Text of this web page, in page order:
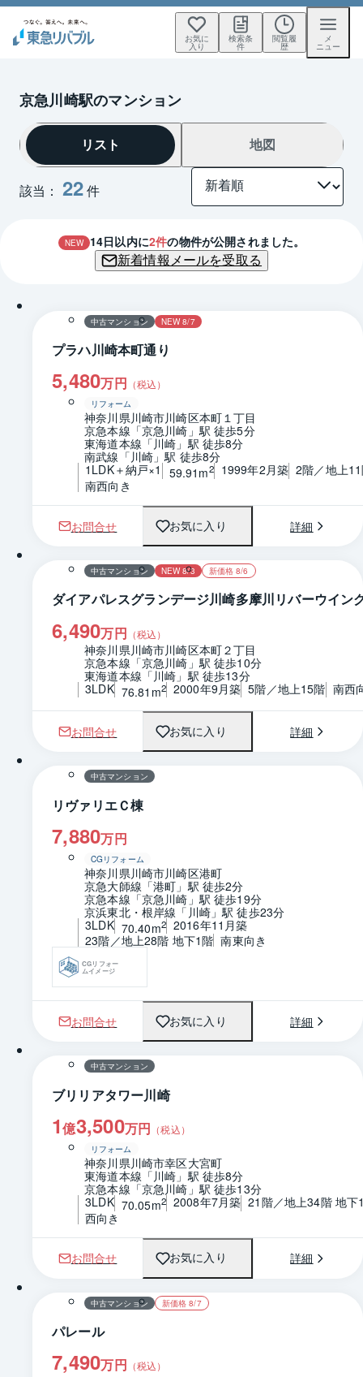
お気に
入り
検索条
件
閲覧履
歴
メ
ニュー
京急川崎駅のマンション
該当： 22件
リスト 地図
NEW 14日以内に2件の物件が公開されました。
新着情報メールを受取る
中古マンション NEW 8/7
プラハ川崎本町通り
5,480万円 （税込）
リフォーム
神奈川県川崎市川崎区本町１丁目
京急本線「京急川崎」駅 徒歩5分
東海道本線「川崎」駅 徒歩8分
南武線「川崎」駅 徒歩8分
1LDK＋納戸×1
59.91m2 1999年2月築 2階／地上
南西向き
お問合せ お気に入り 詳細
1 / 0 間取り
中古マンション NEW 8/3 新価格 8/6
ダイアパレスグランデージ川崎多摩川リバーウイン
6,490万円 （税込）
神奈川県川崎市川崎区本町２丁目
京急本線「京急川崎」駅 徒歩10分
東海道本線「川崎」駅 徒歩13分
3LDK 76.81m2 2000年9月築 5階／地上15階 南西
お問合せ お気に入り 詳細
1 / 0 間取り
中古マンション
リヴァリエＣ棟
7,880万円
CGリフォーム
神奈川県川崎市川崎区港町
京急大師線「港町」駅 徒歩2分
京急本線「京急川崎」駅 徒歩19分
京浜東北・根岸線「川崎」駅 徒歩23分
3LDK 70.40m2 2016年11月築
23階／地上28階 地下1階 南東向き
CGリフォー
ムイメージ
お問合せ お気に入り 詳細
1 / 0 間取り
中古マンション
ブリリアタワー川崎
1億3,500万円 （税込）
リフォーム
神奈川県川崎市幸区大宮町
東海道本線「川崎」駅 徒歩8分
京急本線「京急川崎」駅 徒歩13分
3LDK 70.05m2 2008年7月築 21階／地上34階 地下
西向き
お問合せ お気に入り 詳細
1 / 0 間取り
中古マンション 新価格 8/7
パレール
7,490万円 （税込）